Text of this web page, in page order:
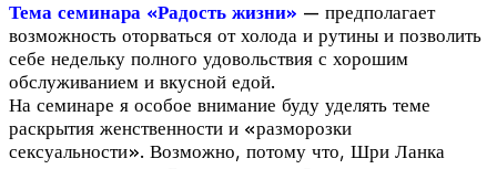
Тема семинара «Радость жизни» — предполагает
возможность оторваться от холода и рутины и позволить
себе недельку полного удовольствия с хорошим
обслуживанием и вкусной едой.
На семинаре я особое внимание буду уделять теме
раскрытия женственности и «разморозки
сексуальности». Возможно, потому что, Шри Ланка